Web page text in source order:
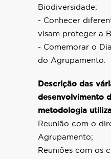
Biodiversidade;
- Conhecer
visam proteger a
- Comemorar o
do Agrupamento.
Descrição das
desenvolvimento
metodologia
Reunião com o
Agrupamento;
Reuniões com os